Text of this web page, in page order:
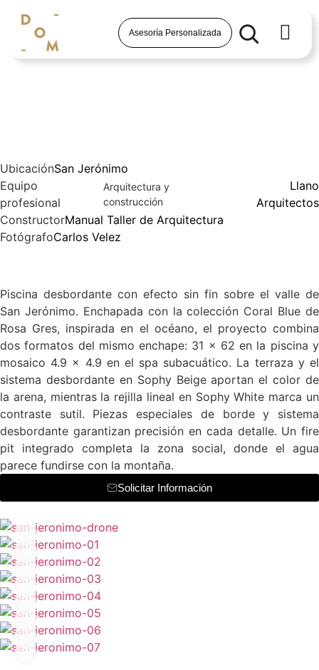
Asesoría Personalizada
UbicaciónSan Jerónimo
Equipo
profesional
Arquitectura y
construcción
Llano
Arquitectos
ConstructorManual Taller de Arquitectura
FotógrafoCarlos Velez
Piscina desbordante con efecto sin fin sobre el valle de
San Jerónimo. Enchapada con la colección Coral Blue de
Rosa Gres, inspirada en el océano, el proyecto combina
dos formatos del mismo enchape: 31 × 62 en la piscina y
mosaico 4.9 × 4.9 en el spa subacuático. La terraza y el
sistema desbordante en Sophy Beige aportan el color de
la arena, mientras la rejilla lineal en Sophy White marca un
contraste sutil. Piezas especiales de borde y sistema
desbordante garantizan precisión en cada detalle. Un fire
pit integrado completa la zona social, donde el agua
parece fundirse con la montaña.
Solicitar Información